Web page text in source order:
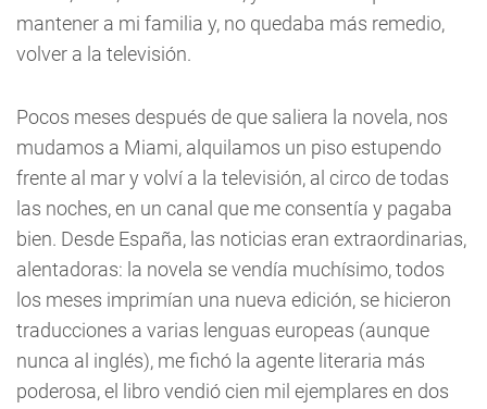
mantener a mi familia y, no quedaba más remedio,
volver a la televisión.
Pocos meses después de que saliera la novela, nos
mudamos a Miami, alquilamos un piso estupendo
frente al mar y volví a la televisión, al circo de todas
las noches, en un canal que me consentía y pagaba
bien. Desde España, las noticias eran extraordinarias,
alentadoras: la novela se vendía muchísimo, todos
los meses imprimían una nueva edición, se hicieron
traducciones a varias lenguas europeas (aunque
nunca al inglés), me fichó la agente literaria más
poderosa, el libro vendió cien mil ejemplares en dos